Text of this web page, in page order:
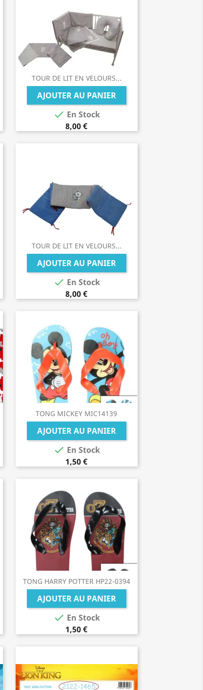
TOUR DE LIT EN VELOURS...
AJOUTER AU PANIER
 En Stock
8,00 €
TOUR DE LIT EN VELOURS...
AJOUTER AU PANIER
 En Stock
8,00 €
TONG MICKEY MIC14139
AJOUTER AU PANIER
 En Stock
1,50 €
TONG HARRY POTTER HP22-0394
AJOUTER AU PANIER
 En Stock
1,50 €